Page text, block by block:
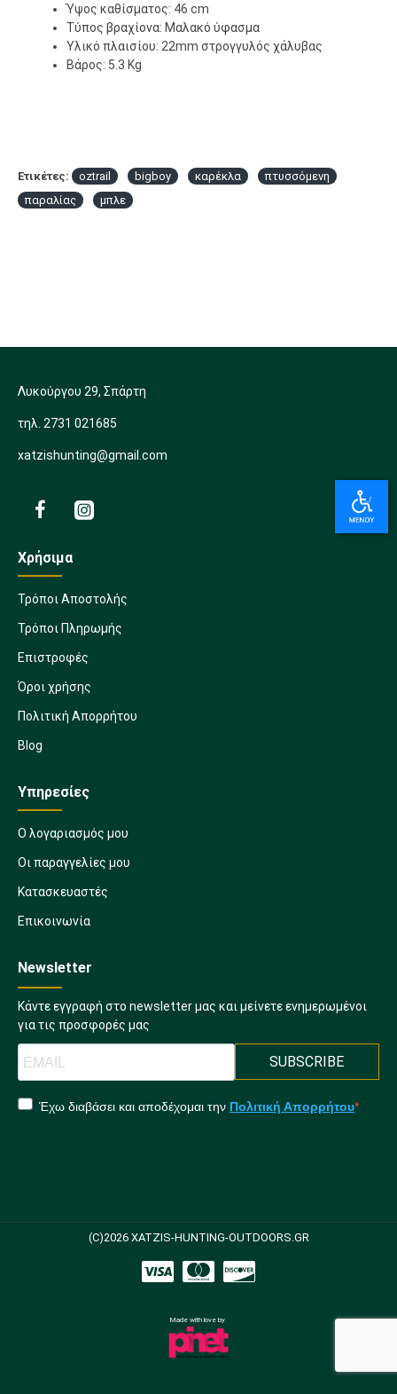
Ύψος καθίσματος: 46 cm
Τύπος βραχίονα: Μαλακό ύφασμα
Υλικό πλαισίου: 22mm στρογγυλός χάλυβας
Βάρος: 5.3 Kg
Ετικέτες: oztrail bigboy καρέκλα
πτυσσόμενη
παραλίας
μπλε
Λυκούργου 29, Σπάρτη
τηλ. 2731 021685
xatzishunting@gmail.com
Χρήσιμα
Τρόποι Αποστολής
Τρόποι Πληρωμής
Επιστροφές
Όροι χρήσης
Πολιτική Απορρήτου
Blog
Υπηρεσίες
Ο λογαριασμός μου
Οι παραγγελίες μου
Κατασκευαστές
Επικοινωνία
Newsletter
Κάντε εγγραφή στο newsletter μας και μείνετε ενημερωμένοι
για τις προσφορές μας
SUBSCRIBE
Έχω διαβάσει και αποδέχομαι την Πολιτική Απορρήτου
(C)2026 XATZIS-HUNTING-OUTDOORS.GR
Made with love by